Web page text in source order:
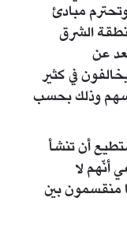
مبادئ
الشرق
عن
في كثير
وذلك بحسب
أن تنشأ
أنّهم لا
منقسمون بين